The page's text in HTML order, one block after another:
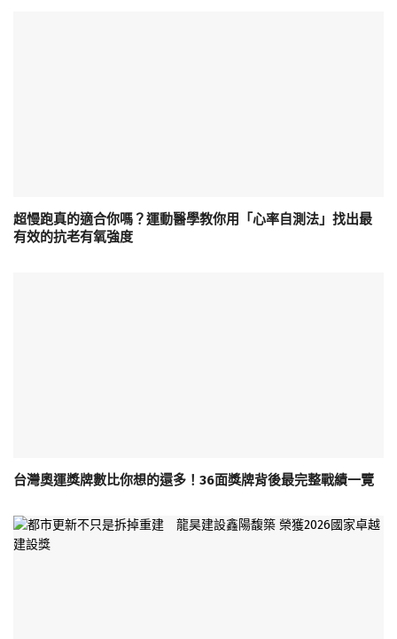
超慢跑真的適合你嗎？運動醫學教你用「心率自測法」找出最
有效的抗老有氧強度
台灣奧運獎牌數比你想的還多！36面獎牌背後最完整戰績一覽